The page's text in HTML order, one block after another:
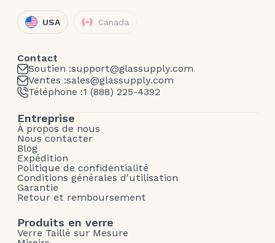
USA Canada
Contact
Soutien :support@glassupply.com
Ventes :sales@glassupply.com
Téléphone :1 (888) 225-4392
Entreprise
À propos de nous
Nous contacter
Blog
Expédition
Politique de confidentialité
Conditions générales d'utilisation
Garantie
Retour et remboursement
Produits en verre
Verre Taillé sur Mesure